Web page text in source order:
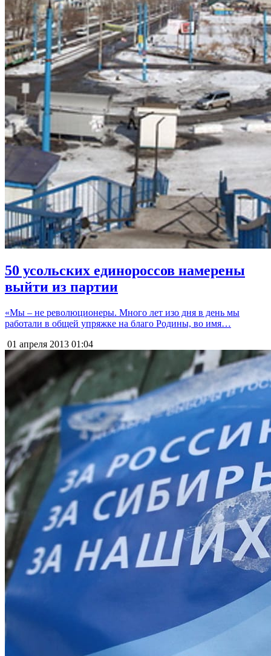
50 усольских единороссов намерены
выйти из партии
«Мы – не революционеры. Много лет изо дня в день мы
работали в общей упряжке на благо Родины, во имя…
01 апреля 2013 01:04